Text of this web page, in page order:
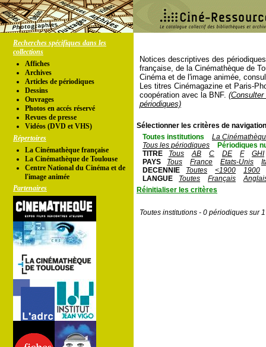
Recherches spécifiques dans les
collections
Affiches
Archives
Articles de périodiques
Dessins
Ouvrages
Photos en accés réservé
Revues de presse
Vidéos (DVD et VHS)
Répertoires
La Cinémathèque française
La Cinémathèque de Toulouse
Centre National du Cinéma et de
l'image animée
Partenaires
Notices descriptives des
française, de la Cinémathèque de
Cinéma et de l'image animée,
Les titres Cinémagazine et Paris-
coopération avec la BNF.
périodiques)
Sélectionner les critères de
Toutes institutions
La
Tous les périodiques
Périodiques
TITRE
Tous AB C DE F
GHI
PAYS
Tous France Etats-Unis
DECENNIE
Toutes <1900
1900
LANGUE
Toutes Français
Réinitialiser les critères
Toutes institutions - 0 périodiques sur